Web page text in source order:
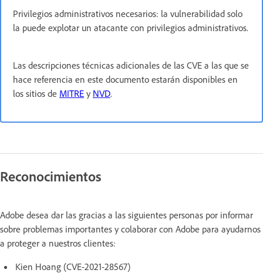
Privilegios administrativos necesarios: la vulnerabilidad solo
la puede explotar un atacante con privilegios administrativos.
Las descripciones técnicas adicionales de las CVE a las que se
hace referencia en este documento estarán disponibles en
los sitios de MITRE y NVD.
Reconocimientos
Adobe desea dar las gracias a las siguientes personas por informar
sobre problemas importantes y colaborar con Adobe para ayudarnos
a proteger a nuestros clientes:
Kien Hoang (CVE-2021-28567)